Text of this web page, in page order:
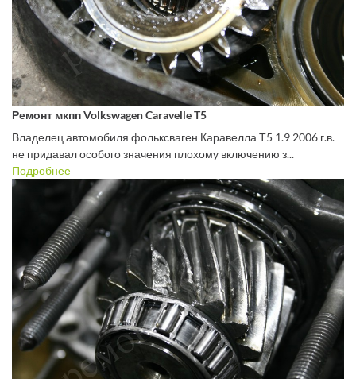
Ремонт мкпп Volkswagen Caravelle T5
Владелец автомобиля фольксваген Каравелла Т5 1.9 2006 г.в.
не придавал особого значения плохому включению з...
Подробнее